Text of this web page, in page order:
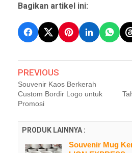
Bagikan artikel ini:
PREVIOUS
Souvenir Kaos Berkerah
Custom Bordir Logo untuk
Promosi
PRODUK LAINNYA :
Souvenir Mug